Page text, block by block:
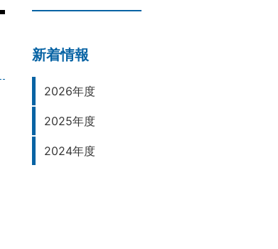
新着情報
2026年度
2025年度
2024年度